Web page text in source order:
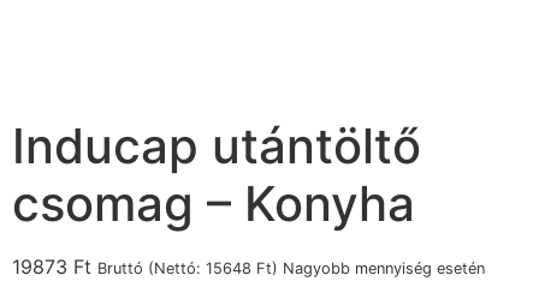
Inducap utántöltő
csomag – Konyha
19873 Ft Bruttó (Nettó: 15648 Ft) Nagyobb mennyiség esetén